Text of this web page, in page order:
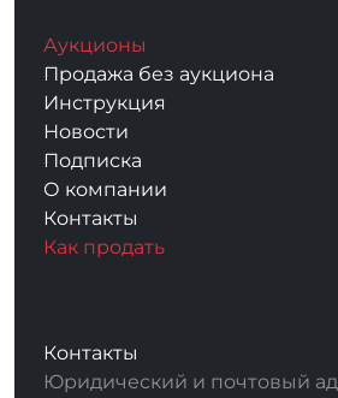
Аукционы
Продажа без аукциона
Инструкция
Новости
Подписка
О компании
Контакты
Как продать
Контакты
Юридический и почтовый